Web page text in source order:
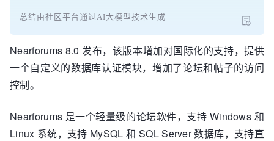
总结由社区平台通过AI大模型技术生成
Nearforums 8.0 发布，该版本增加对国际化的支持，提供
一个自定义的数据库认证模块，增加了论坛和帖子的访问
控制。
Nearforums 是一个轻量级的论坛软件，支持 Windows 和
Linux 系统，支持 MySQL 和 SQL Server 数据库，支持直